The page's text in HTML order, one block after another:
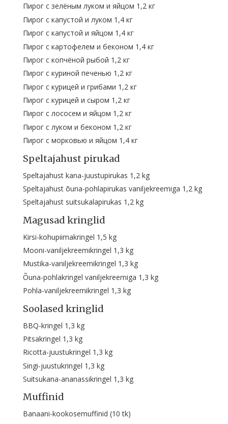
Пирог с зелёным луком и яйцом 1,2 кг
Пирог с капустой и луком 1,4 кг
Пирог с капустой и яйцом 1,4 кг
Пирог с картофелем и беконом 1,4 кг
Пирог с копчёной рыбой 1,2 кг
Пирог с куриной печенью 1,2 кг
Пирог с курицей и грибами 1,2 кг
Пирог с курицей и сыром 1,2 кг
Пирог с лососем и яйцом 1,2 кг
Пирог с луком и беконом 1,2 кг
Пирог с морковью и яйцом 1,4 кг
Speltajahust pirukad
Speltajahust kana-juustupirukas 1,2 kg
Speltajahust õuna-pohlapirukas vaniljekreemiga 1,2 kg
Speltajahust suitsukalapirukas 1,2 kg
Magusad kringlid
Kirsi-kohupiimakringel 1,5 kg
Mooni-vaniljekreemikringel 1,3 kg
Mustika-vaniljekreemikringel 1,3 kg
Õuna-pohlakringel vaniljekreemiga 1,3 kg
Pohla-vaniljekreemikringel 1,3 kg
Soolased kringlid
BBQ-kringel 1,3 kg
Pitsakringel 1,3 kg
Ricotta-juustukringel 1,3 kg
Singi-juustukringel 1,3 kg
Suitsukana-ananassikringel 1,3 kg
Muffinid
Banaani-kookosemuffinid (10 tk)